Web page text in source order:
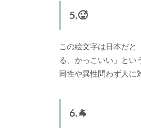
5.🥵
この絵文字は日本だと
る、かっこいい」とい
同性や異性問わず人に
6.🐐